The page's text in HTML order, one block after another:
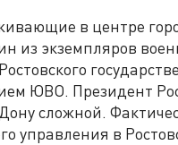
в центре
из экземпляров
ЮВО. Президент
сложной.
управления в